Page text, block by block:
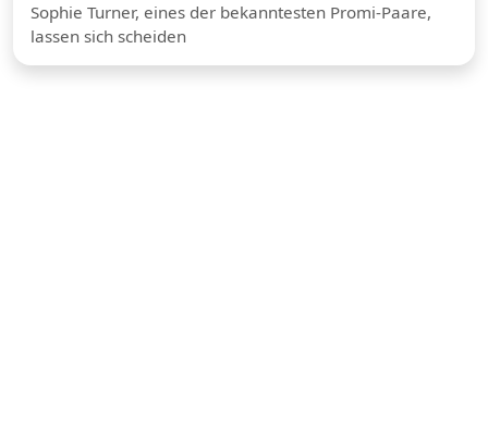
Sophie Turner, eines der bekanntesten Promi-Paare,
lassen sich scheiden